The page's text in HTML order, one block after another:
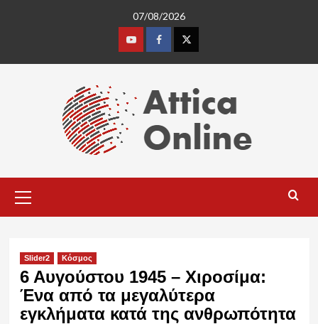
07/08/2026
YoutubeFacebookTwitter
Menu
Slider2 Κόσμος
6 Αυγούστου 1945 – Χιροσίμα:
Ένα από τα μεγαλύτερα
εγκλήματα κατά της ανθρωπότητα